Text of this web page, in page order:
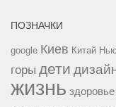
ПОЗНАЧКИ
google Киев Китай
горы дети
жизнь здоровье